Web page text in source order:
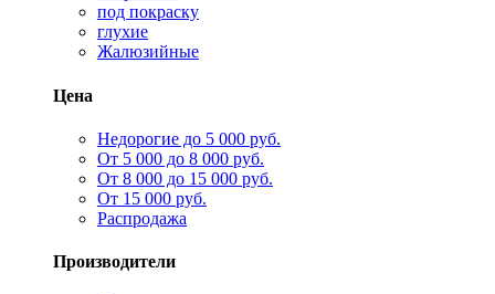
под покраску
глухие
Жалюзийные
Цена
Недорогие до 5 000 руб.
От 5 000 до 8 000 руб.
От 8 000 до 15 000 руб.
От 15 000 руб.
Распродажа
Производители